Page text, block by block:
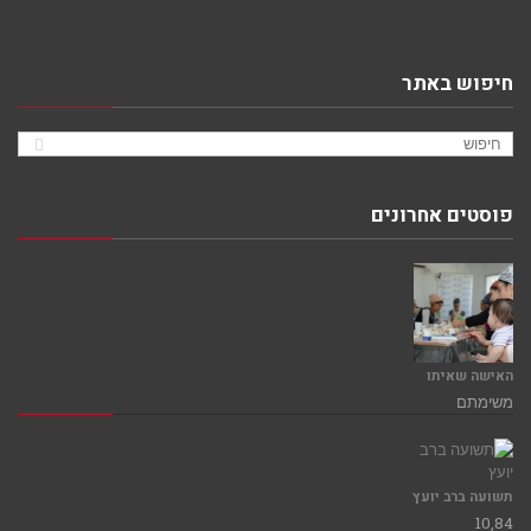
חיפוש באתר
פוסטים אחרונים
האישה שאיתו
משימתם
תשועה ברב יועץ
10,84